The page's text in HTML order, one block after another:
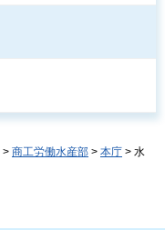
> 商工労働水産部 > 本庁 > 水